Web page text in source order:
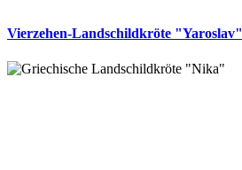
Vierzehen-Landschildkröte "Yaroslav"